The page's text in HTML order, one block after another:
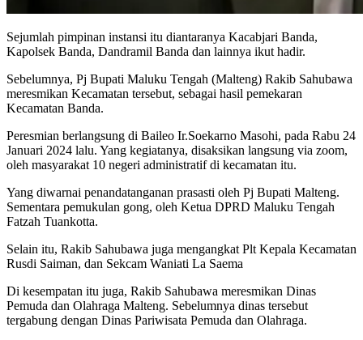
Sejumlah pimpinan instansi itu diantaranya Kacabjari Banda,
Kapolsek Banda, Dandramil Banda dan lainnya ikut hadir.
Sebelumnya, Pj Bupati Maluku Tengah (Malteng) Rakib Sahubawa
meresmikan Kecamatan tersebut, sebagai hasil pemekaran
Kecamatan Banda.
Peresmian berlangsung di Baileo Ir.Soekarno Masohi, pada Rabu 24
Januari 2024 lalu. Yang kegiatanya, disaksikan langsung via zoom,
oleh masyarakat 10 negeri administratif di kecamatan itu.
Yang diwarnai penandatanganan prasasti oleh Pj Bupati Malteng.
Sementara pemukulan gong, oleh Ketua DPRD Maluku Tengah
Fatzah Tuankotta.
Selain itu, Rakib Sahubawa juga mengangkat Plt Kepala Kecamatan
Rusdi Saiman, dan Sekcam Waniati La Saema
Di kesempatan itu juga, Rakib Sahubawa meresmikan Dinas
Pemuda dan Olahraga Malteng. Sebelumnya dinas tersebut
tergabung dengan Dinas Pariwisata Pemuda dan Olahraga.